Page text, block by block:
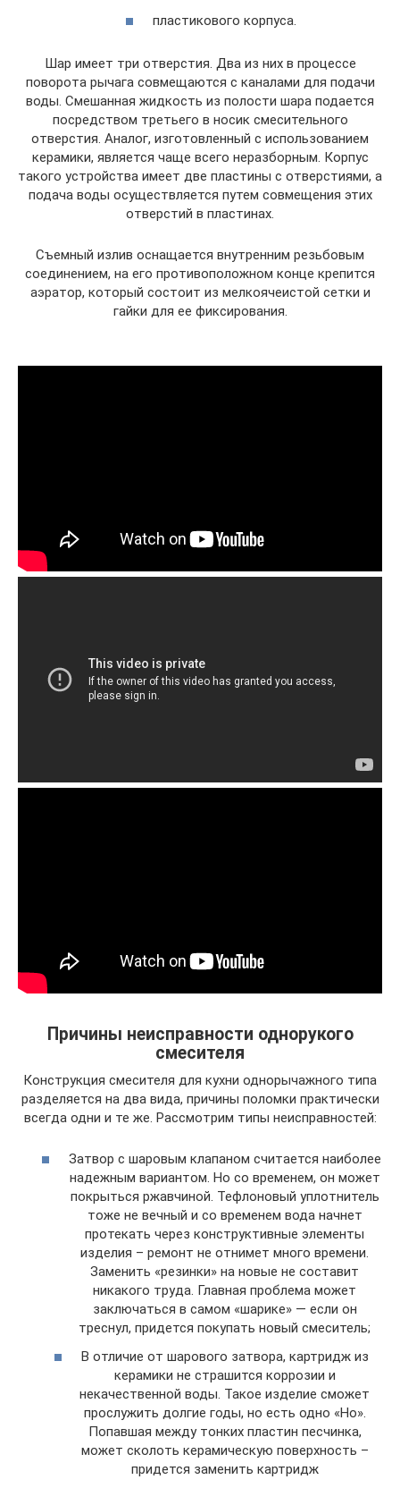
пластикового корпуса.
Шар имеет три отверстия. Два из них в процессе
поворота рычага совмещаются с каналами для подачи
воды. Смешанная жидкость из полости шара подается
посредством третьего в носик смесительного
отверстия. Аналог, изготовленный с использованием
керамики, является чаще всего неразборным. Корпус
такого устройства имеет две пластины с отверстиями, а
подача воды осуществляется путем совмещения этих
отверстий в пластинах.
Съемный излив оснащается внутренним резьбовым
соединением, на его противоположном конце крепится
аэратор, который состоит из мелкоячеистой сетки и
гайки для ее фиксирования.
Причины неисправности однорукого
смесителя
Конструкция смесителя для кухни однорычажного типа
разделяется на два вида, причины поломки практически
всегда одни и те же. Рассмотрим типы неисправностей:
Затвор с шаровым клапаном считается наиболее
надежным вариантом. Но со временем, он может
покрыться ржавчиной. Тефлоновый уплотнитель
тоже не вечный и со временем вода начнет
протекать через конструктивные элементы
изделия – ремонт не отнимет много времени.
Заменить «резинки» на новые не составит
никакого труда. Главная проблема может
заключаться в самом «шарике» — если он
треснул, придется покупать новый смеситель;
В отличие от шарового затвора, картридж из
керамики не страшится коррозии и
некачественной воды. Такое изделие сможет
прослужить долгие годы, но есть одно «Но».
Попавшая между тонких пластин песчинка,
может сколоть керамическую поверхность –
придется заменить картридж